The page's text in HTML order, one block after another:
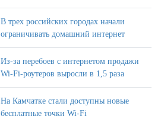
В трех российских городах начали
ограничивать домашний интернет
Из-за перебоев с интернетом продажи
Wi-Fi-роутеров выросли в 1,5 раза
На Камчатке стали доступны новые
бесплатные точки Wi-Fi